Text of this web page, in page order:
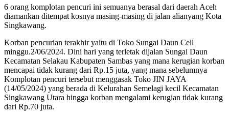
6 orang komplotan pencuri ini semuanya berasal dari daerah Aceh
diamankan ditempat kosnya masing-masing di jalan alianyang Kota
Singkawang.
Korban pencurian terakhir yaitu di Toko Sungai Daun Cell
minggu.2/06/2024. Dini hari yang terletak dijalan Sungai Daun
Kecamatan Selakau Kabupaten Sambas yang mana kerugian korban
mencapai tidak kurang dari Rp.15 juta, yang mana sebelumnya
Komplotan pencuri tersebut menggasak Toko JIN JAYA
(14/05/2024) yang berada di Kelurahan Semelagi kecil Kecamatan
Singkawang Utara hingga korban mengalami kerugian tidak kurang
dari Rp.70 juta.